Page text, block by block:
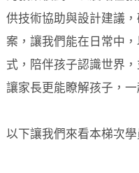
供技術協助與設計建議
案，讓我們能在日常中
式，陪伴孩子認識世界
讓家長更能瞭解孩子，一
以下讓我們來看本梯次學